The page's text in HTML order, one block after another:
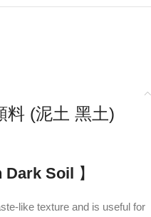
料 (泥土 黑土)
Dark Soil 】
like texture and is useful for